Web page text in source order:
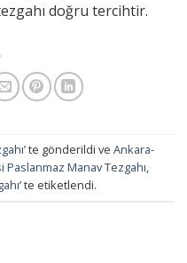
doğru tercihtir.
’ te gönderildi ve Ankara-
Manav Tezgahı,
’ te etiketlendi.